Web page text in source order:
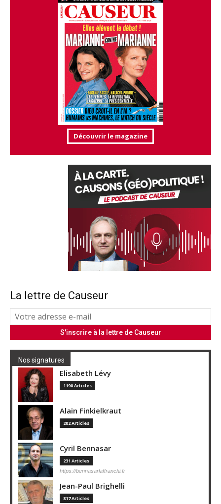
Découvrir le magazine
La lettre de Causeur
Nos signatures
Elisabeth Lévy
1190 Articles
Alain Finkielkraut
202 Articles
Cyril Bennasar
231 Articles
https://bennasarlaffranchi.fr
Jean-Paul Brighelli
817 Articles